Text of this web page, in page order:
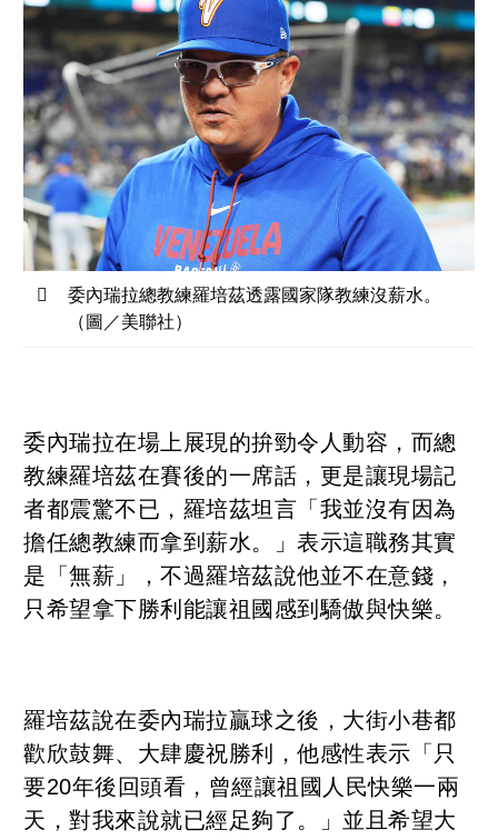
委內瑞拉總教練羅培茲透露國家隊教練沒薪水。
（圖／美聯社）
委內瑞拉在場上展現的拚勁令人動容，而總
教練羅培茲在賽後的一席話，更是讓現場記
者都震驚不已，羅培茲坦言「我並沒有因為
擔任總教練而拿到薪水。」表示這職務其實
是「無薪」，不過羅培茲說他並不在意錢，
只希望拿下勝利能讓祖國感到驕傲與快樂。
羅培茲說在委內瑞拉贏球之後，大街小巷都
歡欣鼓舞、大肆慶祝勝利，他感性表示「只
要20年後回頭看，曾經讓祖國人民快樂一兩
天，對我來說就已經足夠了。」並且希望大